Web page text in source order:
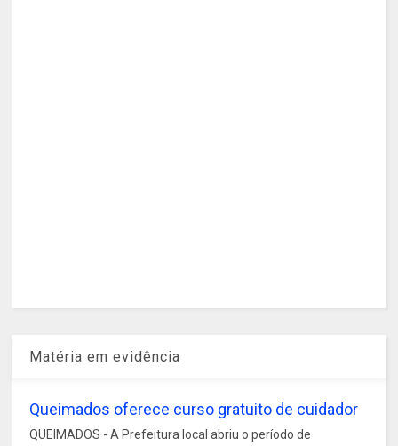
Matéria em evidência
Queimados oferece curso gratuito de cuidador
QUEIMADOS - A Prefeitura local abriu o período de